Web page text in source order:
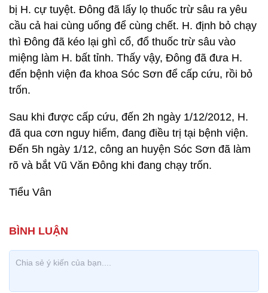
bị H. cự tuyệt. Đông đã lấy lọ thuốc trừ sâu ra yêu
cầu cả hai cùng uống để cùng chết. H. định bỏ chạy
thì Đông đã kéo lại ghì cổ, đổ thuốc trừ sâu vào
miệng làm H. bất tỉnh. Thấy vậy, Đông đã đưa H.
đến bệnh viện đa khoa Sóc Sơn để cấp cứu, rồi bỏ
trốn.
Sau khi được cấp cứu, đến 2h ngày 1/12/2012, H.
đã qua cơn nguy hiểm, đang điều trị tại bệnh viện.
Đến 5h ngày 1/12, công an huyện Sóc Sơn đã làm
rõ và bắt Vũ Văn Đông khi đang chạy trốn.
Tiểu Vân